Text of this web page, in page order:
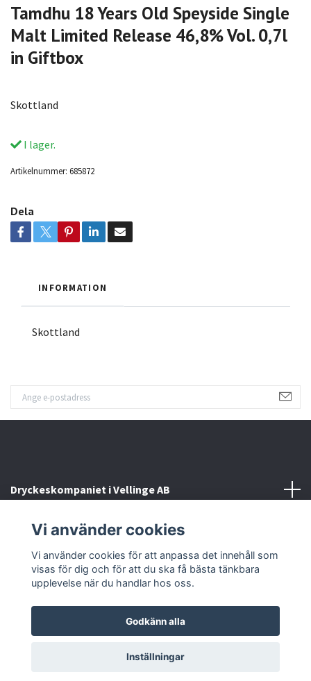
Tamdhu 18 Years Old Speyside Single
Malt Limited Release 46,8% Vol. 0,7l
in Giftbox
Skottland
I lager.
Artikelnummer: 685872
Dela
INFORMATION
Skottland
Dryckeskompaniet i Vellinge AB
Kontakta oss
Sociala medier
© 2026 Dryckeskompaniet i Vellinge
Vi använder cookies
Vi använder cookies för att anpassa det innehåll som
visas för dig och för att du ska få bästa tänkbara
upplevelse när du handlar hos oss.
Godkänn alla
Inställningar